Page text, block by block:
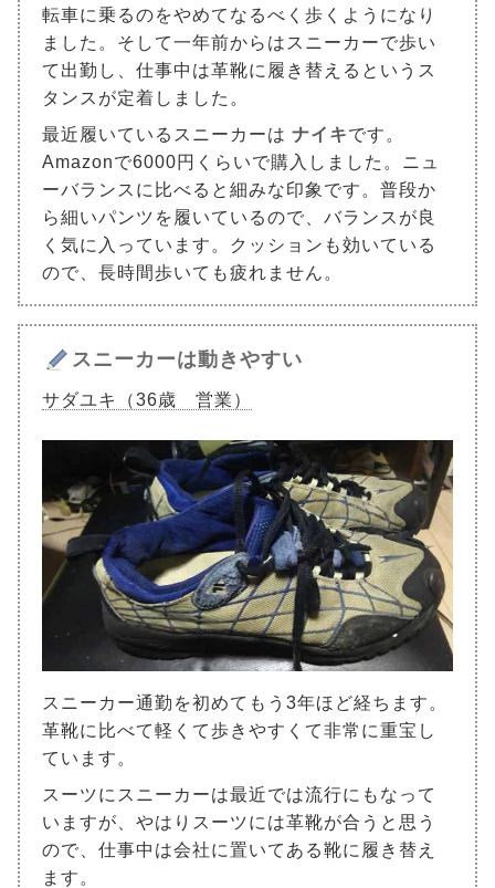
転車に乗るのをやめてなるべく歩くようになり
ました。そして一年前からはスニーカーで歩い
て出勤し、仕事中は革靴に履き替えるというス
タンスが定着しました。
最近履いているスニーカーは ナイキです。
Amazonで6000円くらいで購入しました。ニュ
ーバランスに比べると細みな印象です。普段か
ら細いパンツを履いているので、バランスが良
く気に入っています。クッションも効いている
ので、長時間歩いても疲れません。
スニーカーは動きやすい
サダユキ（36歳 営業）
スニーカー通勤を初めてもう3年ほど経ちます。
革靴に比べて軽くて歩きやすくて非常に重宝し
ています。
スーツにスニーカーは最近では流行にもなって
いますが、やはりスーツには革靴が合うと思う
ので、仕事中は会社に置いてある靴に履き替え
ます。